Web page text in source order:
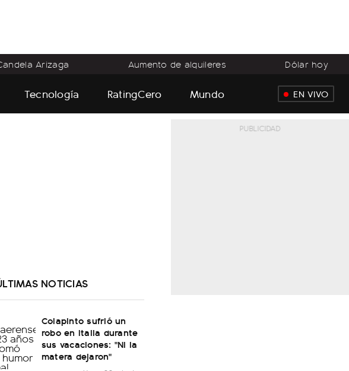
Arizaga Aumento de alquileres Dólar hoy
Tecnología RatingCero Mundo EN VIVO
NOTICIAS
Colapinto sufrió un
robo en Italia durante
sus vacaciones: "Ni la
matera dejaron"